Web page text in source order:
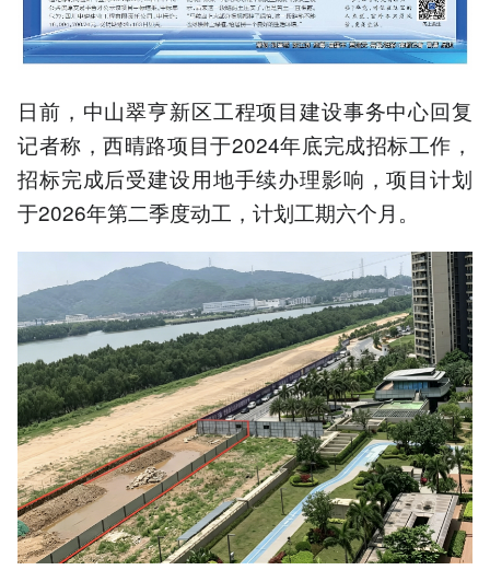
日前，中山翠亨新区工程项目建设事务中心回复
记者称，西晴路项目于2024年底完成招标工作，
招标完成后受建设用地手续办理影响，项目计划
于2026年第二季度动工，计划工期六个月。